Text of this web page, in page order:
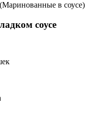
в соусе)
соусе